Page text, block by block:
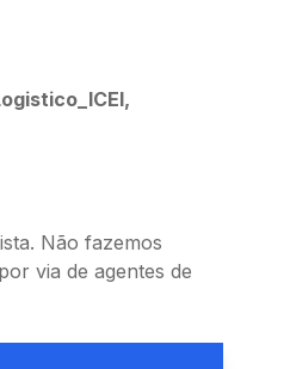
Não fazemos
via de agentes de